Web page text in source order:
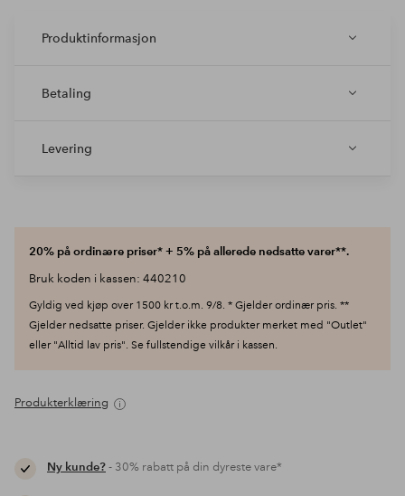
Produktinformasjon
Betaling
Levering
20% på ordinære priser* + 5% på allerede nedsatte varer**.
Bruk koden i kassen: 440210
Gyldig ved kjøp over 1500 kr t.o.m. 9/8. * Gjelder ordinær pris. **
Gjelder nedsatte priser. Gjelder ikke produkter merket med "Outlet"
eller "Alltid lav pris". Se fullstendige vilkår i kassen.
Produkterklæring
Ny kunde?- 30% rabatt på din dyreste vare*